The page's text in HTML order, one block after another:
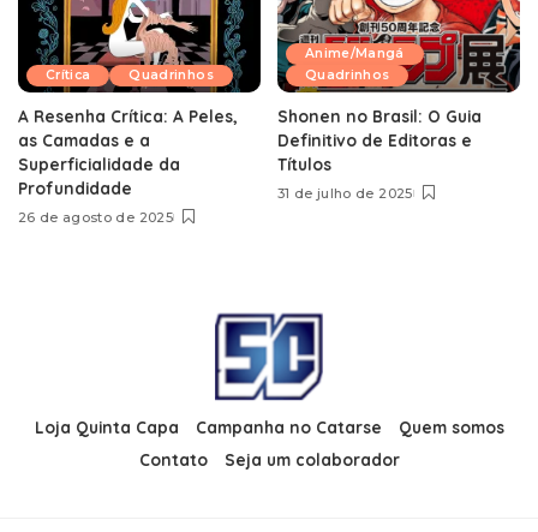
Crítica Quadrinhos
A Resenha Crítica: A Peles,
as Camadas e a
Superficialidade da
Profundidade
26 de agosto de 2025
Anime/Mangá
Quadrinhos
Shonen no Brasil: O Guia
Definitivo de Editoras e
Títulos
31 de julho de 2025
Loja Quinta Capa Campanha no Catarse
Quem somos
Contato
Seja um colaborador